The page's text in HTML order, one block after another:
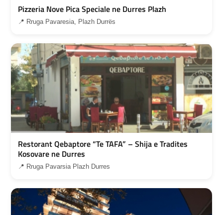
Pizzeria Nove Pica Speciale ne Durres Plazh
📍 Rruga Pavaresia, Plazh Durrës
Restorant Qebaptore “Te TAFA” – Shija e Tradites
Kosovare ne Durres
📍 Rruga Pavarsia Plazh Durres